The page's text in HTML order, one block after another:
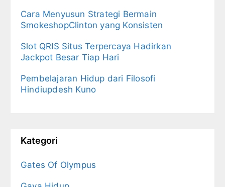
Cara Menyusun Strategi Bermain
SmokeshopClinton yang Konsisten
Slot QRIS Situs Terpercaya Hadirkan
Jackpot Besar Tiap Hari
Pembelajaran Hidup dari Filosofi
Hindiupdesh Kuno
Kategori
Gates Of Olympus